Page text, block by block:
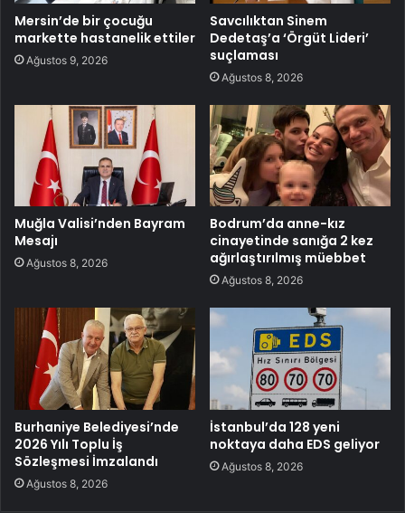
Mersin’de bir çocuğu
markette hastanelik ettiler
Ağustos 9, 2026
Savcılıktan Sinem
Dedetaş’a ‘Örgüt Lideri’
suçlaması
Ağustos 8, 2026
Muğla Valisi’nden Bayram
Mesajı
Ağustos 8, 2026
Bodrum’da anne-kız
cinayetinde sanığa 2 kez
ağırlaştırılmış müebbet
Ağustos 8, 2026
Burhaniye Belediyesi’nde
2026 Yılı Toplu İş
Sözleşmesi İmzalandı
Ağustos 8, 2026
İstanbul’da 128 yeni
noktaya daha EDS geliyor
Ağustos 8, 2026